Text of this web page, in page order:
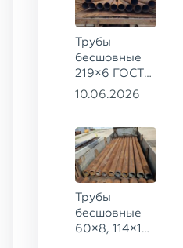
Трубы
бесшовные
219×6 ГОСТ
8732-78, ст.
10.06.2026
Трубы
бесшовные
60×8, 114×10,